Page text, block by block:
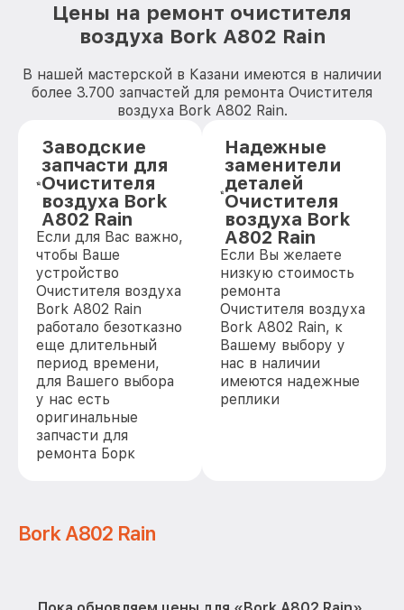
Цены на ремонт очистителя
воздуха Bork A802 Rain
В нашей мастерской в Казани имеются в наличии
более 3.700 запчастей для ремонта Очистителя
воздуха Bork A802 Rain.
Заводские
запчасти для
Очистителя
воздуха Bork
A802 Rain
Если для Вас важно,
чтобы Ваше
устройство
Очистителя воздуха
Bork A802 Rain
работало безотказно
еще длительный
период времени,
для Вашего выбора
у нас есть
оригинальные
запчасти для
ремонта Борк
Надежные
заменители
деталей
Очистителя
воздуха Bork
A802 Rain
Если Вы желаете
низкую стоимость
ремонта
Очистителя воздуха
Bork A802 Rain, к
Вашему выбору у
нас в наличии
имеются надежные
реплики
Bork A802 Rain